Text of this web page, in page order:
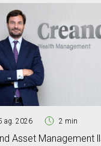
ag. 2026 2 min
Asset Management